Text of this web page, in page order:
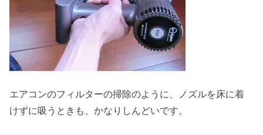
エアコンのフィルターの掃除のように、ノズルを床に着
けずに吸うときも、かなりしんどいです。